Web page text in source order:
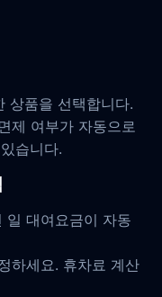
상품을 선택합니다.
제 여부가 자동으로
습니다.
일 대여요금이 자동
하세요. 휴차료 계산